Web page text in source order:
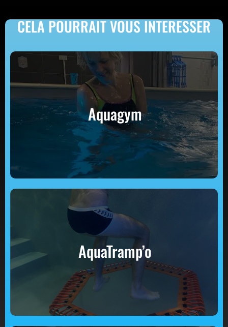
CELA POURRAIT VOUS INTERESSER
Aquagym
Aquagym
En savoir +
AquaTramp’o
AquaTramp’o
En savoir +